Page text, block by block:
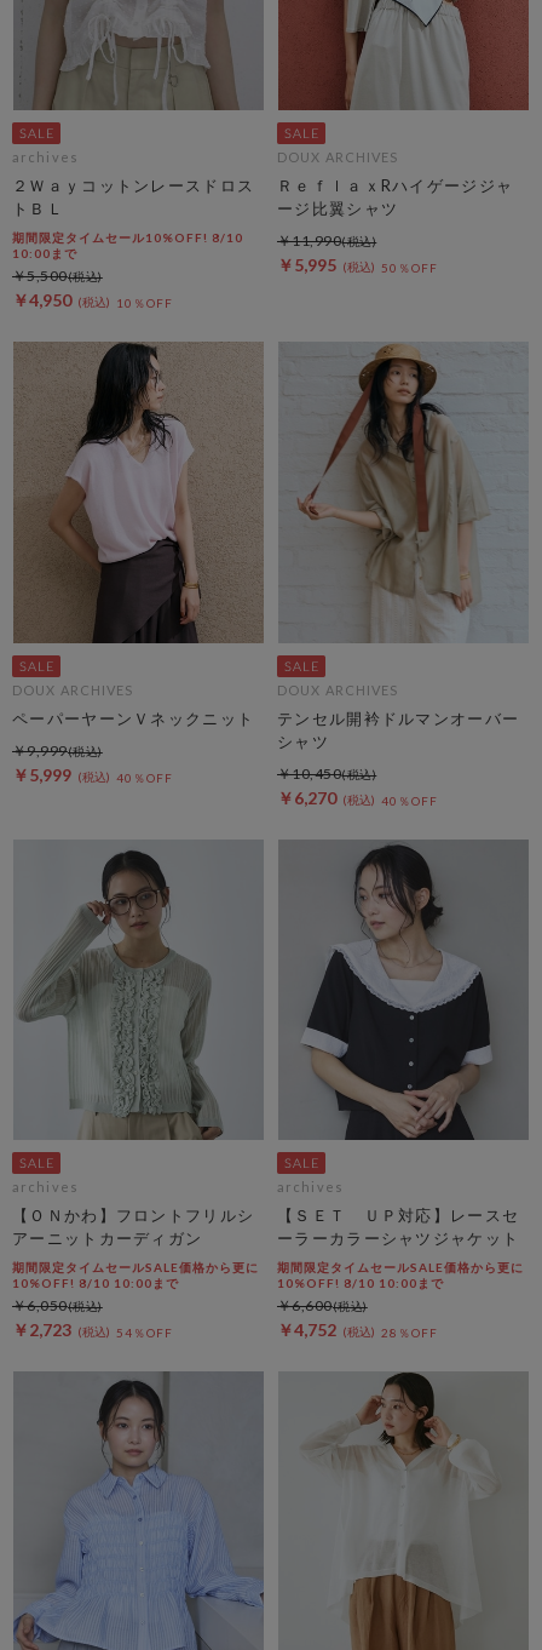
archives
２Ｗａｙコットンレースドロス
トＢＬ
期間限定タイムセール10%OFF! 8/10
10:00まで
￥4,950 10％OFF
￥5,500
DOUX ARCHIVES
ＲｅｆｌａｘRハイゲージジャ
ージ比翼シャツ
￥5,995 50％OFF
￥11,990
DOUX ARCHIVES
ペーパーヤーンＶネックニット
￥5,999 40％OFF
￥9,999
DOUX ARCHIVES
テンセル開衿ドルマンオーバー
シャツ
￥6,270 40％OFF
￥10,450
archives
【ＯＮかわ】フロントフリルシ
アーニットカーディガン
期間限定タイムセールSALE価格から更に
10%OFF! 8/10 10:00まで
￥2,723 54％OFF
￥6,050
archives
【ＳＥＴ ＵＰ対応】レースセ
ーラーカラーシャツジャケット
期間限定タイムセールSALE価格から更に
10%OFF! 8/10 10:00まで
￥4,752 28％OFF
￥6,600